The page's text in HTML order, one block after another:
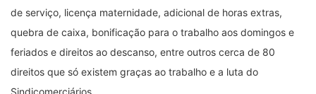
de serviço, licença maternidade, adicional de horas extras,
quebra de caixa, bonificação para o trabalho aos domingos e
feriados e direitos ao descanso, entre outros cerca de 80
direitos que só existem graças ao trabalho e a luta do